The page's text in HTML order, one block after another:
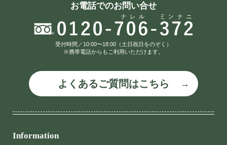
お電話でのお問い合せ
受付時間／10:00〜18:00（土日祝日をのぞく）
※携帯電話からもご利用いただけます。
よくあるご質問はこちら
Information